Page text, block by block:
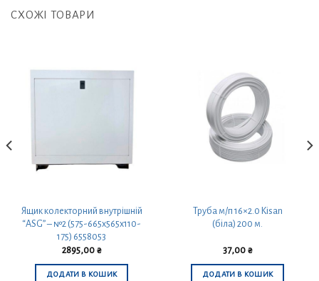
СХОЖІ ТОВАРИ
Ящик колекторний внутрішній
“ASG” – №2 (575-665x565x110-
175) 6558053
2895,00 ₴
ДОДАТИ В КОШИК
Труба м/п 16×2.0 Kisan
(біла) 200 м.
37,00 ₴
ДОДАТИ В КОШИК